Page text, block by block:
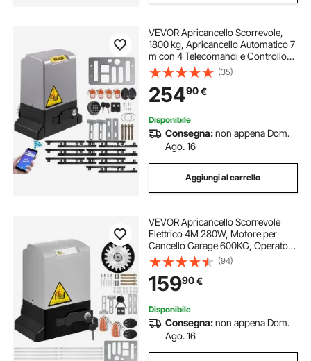
VEVOR Apricancello Scorrevole,
1800 kg, Apricancello Automatico 7
m con 4 Telecomandi e Controllo
APP, Motore Elettrico per Cancello
per Vialetto a Scorrimento, Kit
Sistema di Apertura
(35)
25490€
Disponibile
Consegna:non appena Dom.
Ago. 16
Aggiungi al carrello
VEVOR Apricancello Scorrevole
Elettrico 4M 280W, Motore per
Cancello Garage 600KG, Operatore
per Porte Scorrevoli, Facile da
Installare con Telecomando
(94)
15990€
Disponibile
Consegna:non appena Dom.
Ago. 16